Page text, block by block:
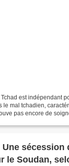
est indépendant
le mal tchadien,
pas encore de
Une sécession
le Soudan,